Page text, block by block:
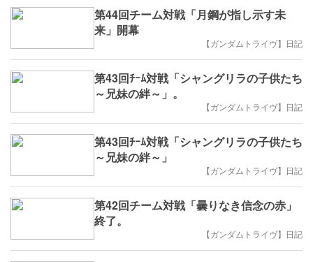
第44回チーム対戦「月鋼が指し示す未
来」開幕
【ガンダムトライヴ】日記
第43回ﾁｰﾑ対戦「シャングリラの子供たち
～兄妹の絆～」。
【ガンダムトライヴ】日記
第43回ﾁｰﾑ対戦「シャングリラの子供たち
～兄妹の絆～」
【ガンダムトライヴ】日記
第42回チーム対戦「曇りなき信念の赤」
終了。
【ガンダムトライヴ】日記